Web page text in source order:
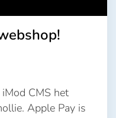
CMS het
Apple Pay is